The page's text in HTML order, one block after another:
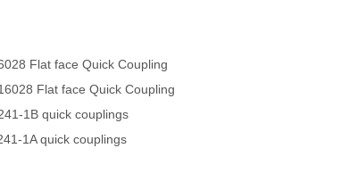
Flat face Quick Coupling
Flat face Quick Coupling
1B quick couplings
1A quick couplings